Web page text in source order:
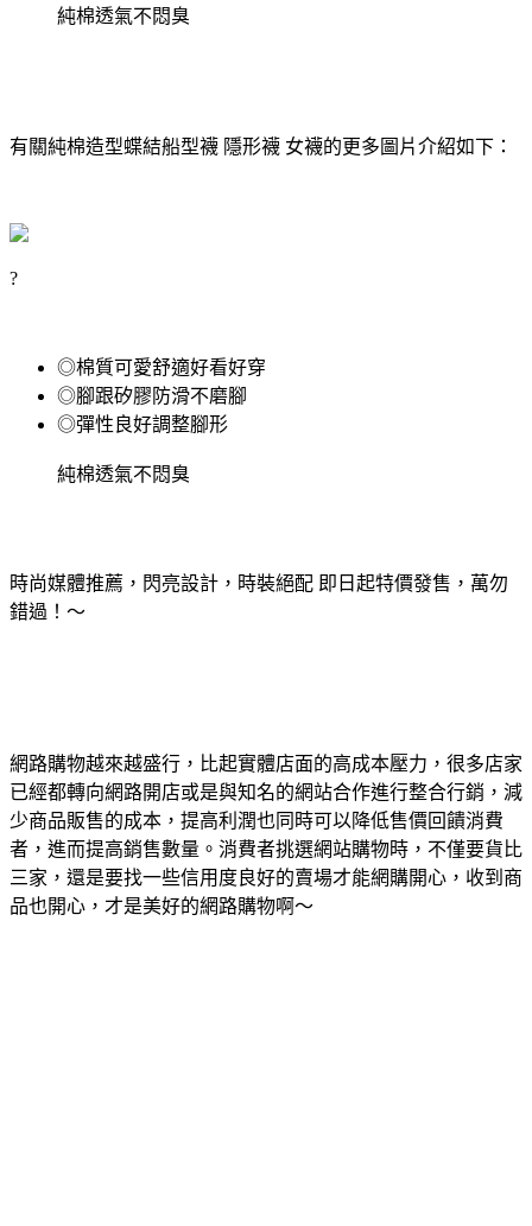
純棉透氣不悶臭
有關純棉造型蝶結船型襪 隱形襪 女襪的更多圖片介紹如下：
?
◎棉質可愛舒適好看好穿
◎腳跟矽膠防滑不磨腳
◎彈性良好調整腳形
純棉透氣不悶臭
時尚媒體推薦，閃亮設計，時裝絕配 即日起特價發售，萬勿
錯過！～
網路購物越來越盛行，比起實體店面的高成本壓力，很多店家
已經都轉向網路開店或是與知名的網站合作進行整合行銷，減
少商品販售的成本，提高利潤也同時可以降低售價回饋消費
者，進而提高銷售數量。消費者挑選網站購物時，不僅要貨比
三家，還是要找一些信用度良好的賣場才能網購開心，收到商
品也開心，才是美好的網路購物啊～